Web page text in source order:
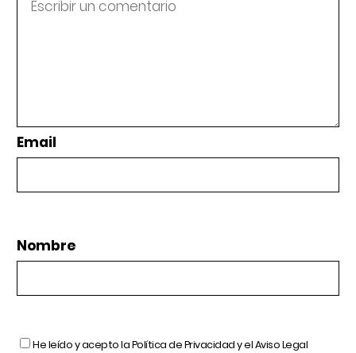
Email
Nombre
He leído y acepto laPolítica de Privacidady elAviso Legal